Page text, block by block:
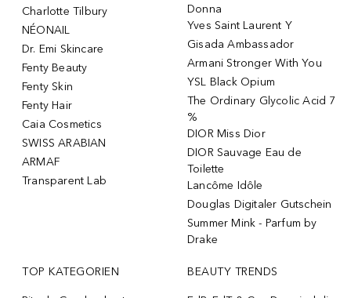
Charlotte Tilbury
NÉONAIL
Dr. Emi Skincare
Fenty Beauty
Fenty Skin
Fenty Hair
Caia Cosmetics
SWISS ARABIAN
ARMAF
Transparent Lab
Donna
Yves Saint Laurent Y
Gisada Ambassador
Armani Stronger With You
YSL Black Opium
The Ordinary Glycolic Acid 7
%
DIOR Miss Dior
DIOR Sauvage Eau de
Toilette
Lancôme Idôle
Douglas Digitaler Gutschein
Summer Mink - Parfum by
Drake
TOP KATEGORIEN BEAUTY TRENDS